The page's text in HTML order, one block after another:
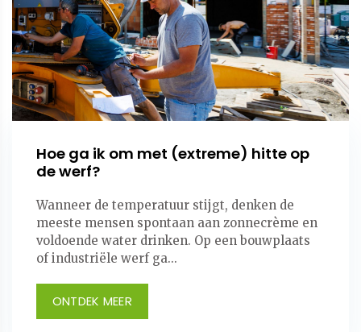
Hoe ga ik om met (extreme) hitte op
de werf?
Wanneer de temperatuur stijgt, denken de
meeste mensen spontaan aan zonnecrème en
voldoende water drinken. Op een bouwplaats
of industriële werf ga...
ONTDEK MEER